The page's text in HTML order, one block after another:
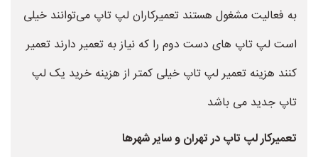
به فعالیت مشغول هستند تعمیرکاران لپ تاپ می‌توانند خیلی
است لپ تاپ های دست دوم را که نیاز به تعمیر دارند تعمیر
کنند هزینه تعمیر لپ تاپ خیلی کمتر از هزینه خرید یک لپ
تاپ جدید می باشد
تعمیرکار لپ تاپ در تهران و سایر شهرها